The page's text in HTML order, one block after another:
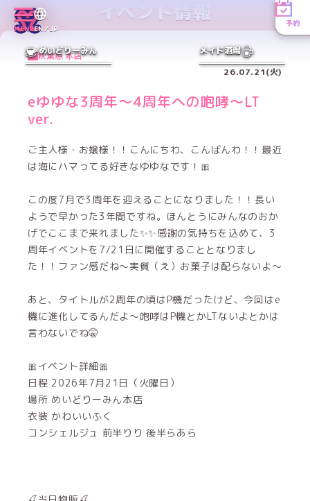
MENUEN／JP
予約
めいどりーみん メイド酒場
イベント情報
秋葉原 本店
26.07.21(火)
eゆゆな3周年〜4周年への咆哮〜LT
ver.
ご主人様・お嬢様！！こんにちわ、こんばんわ！！最近
は海にハマってる好きなゆゆなです！🎀
この度7月で3周年を迎えることになりました！！長い
ようで早かった3年間ですね。ほんとうにみんなのおか
げでここまで来れました✨✨感謝の気持ちを込めて、3
周年イベントを7/21日に開催することとなりまし
た！！ファン感だね〜実質（え）お菓子は配らないよ〜
あと、タイトルが2周年の頃はP機だったけど、今回はe
機に進化してるんだよ〜咆哮はP機とかLTないよとかは
言わないでね🤫
🎀イベント詳細🎀
日程 2026年7月21日（火曜日）
場所 めいどりーみん本店
衣装 かわいいふく
コンシェルジュ 前半りり 後半らあら